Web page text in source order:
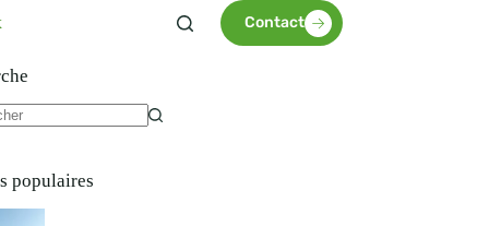
Contact
populaires